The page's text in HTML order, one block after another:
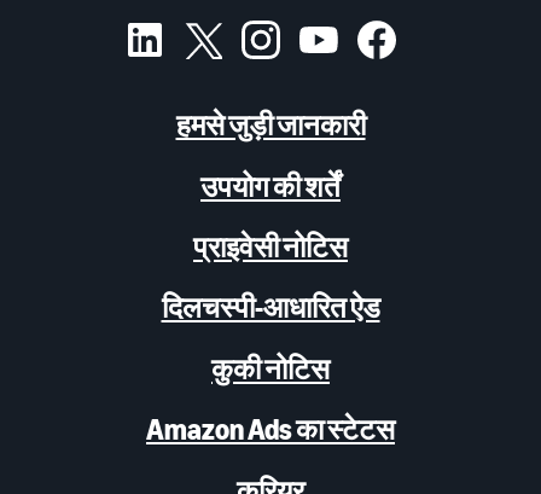
हमसे जुड़ी जानकारी
उपयोग की शर्तें
प्राइवेसी नोटिस
दिलचस्पी-आधारित ऐड
कुकी नोटिस
Amazon Ads का स्टेटस